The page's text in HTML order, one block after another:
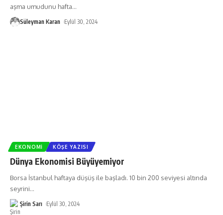
aşma umudunu hafta…
Süleyman Karan Eylül 30, 2024
EKONOMI KÖŞE YAZISI
Dünya Ekonomisi Büyüyemiyor
Borsa İstanbul haftaya düşüş ile başladı. 10 bin 200 seviyesi altında
seyrini…
Şirin Sarı Eylül 30, 2024